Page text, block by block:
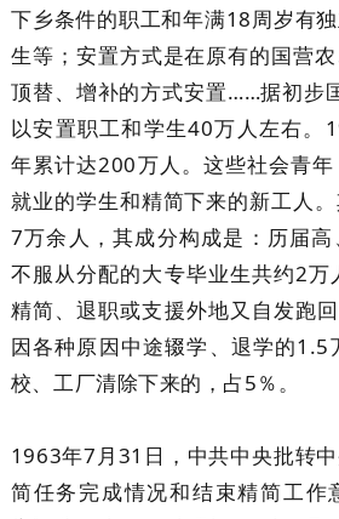
下乡条件的职工和年满18周岁有
生等；安置方式是在原有的国营
顶替、增补的方式安置……据初步
以安置职工和学生40万人左右。
年累计达200万人。这些社会青
就业的学生和精简下来的新工人
7万余人，其成分构成是：历届
不服从分配的大专毕业生共约2万
精简、退职或支援外地又自发跑
因各种原因中途辍学、退学的1.5
校、工厂清除下来的，占5％。
1963年7月31日，中共中央批转
简任务完成情况和结束精简工作